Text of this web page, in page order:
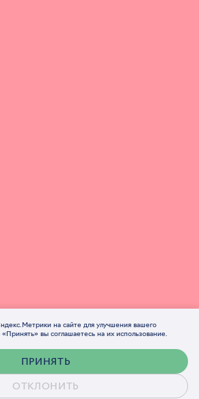
Обсудить проект
на сайте для улучшения вашего
вы соглашаетесь на их использование.
ПРИНЯТЬ
ОТКЛОНИТЬ